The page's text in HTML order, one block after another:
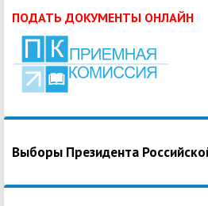
ПОДАТЬ ДОКУМЕНТЫ ОНЛАЙН
Выборы Президента